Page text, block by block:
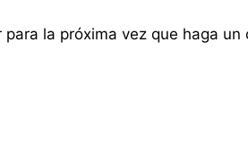
la próxima vez que haga un